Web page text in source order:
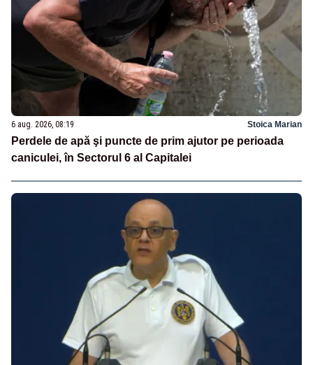
6 aug. 2026, 08:19 Stoica Marian
Perdele de apă şi puncte de prim ajutor pe perioada
caniculei, în Sectorul 6 al Capitalei